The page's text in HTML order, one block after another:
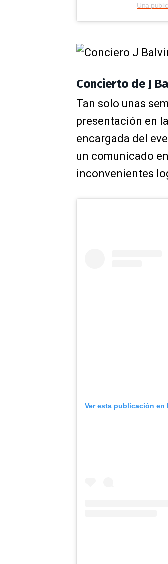
Una
Concierto de J
Tan solo unas
presentación en
encargada del
un comunicado
inconvenientes
Ver esta publicación en